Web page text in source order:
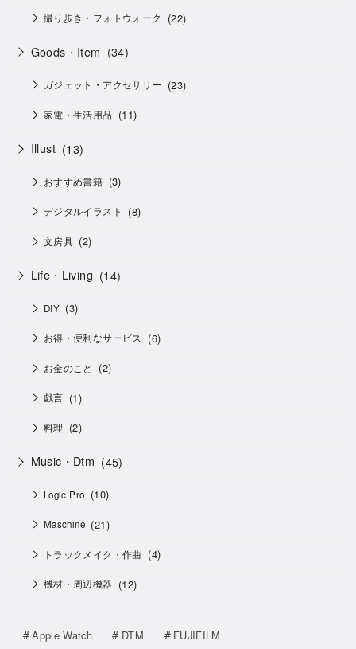
撮り歩き・フォトウォーク (22)
Goods・Item (34)
ガジェット・アクセサリー (23)
家電・生活用品 (11)
Illust (13)
おすすめ書籍 (3)
デジタルイラスト (8)
文房具 (2)
Life・Living (14)
DIY (3)
お得・便利なサービス (6)
お金のこと (2)
戯言 (1)
料理 (2)
Music・Dtm (45)
Logic Pro (10)
Maschine (21)
トラックメイク・作曲 (4)
機材・周辺機器 (12)
Apple Watch DTM
FUJIFILM